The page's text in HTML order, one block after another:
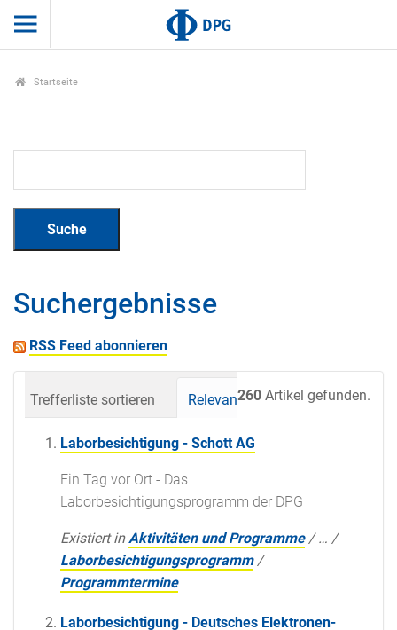
Startseite
Suchergebnisse
RSS Feed abonnieren
260 Artikel gefunden.
Trefferliste sortieren Relevanz Datum
Laborbesichtigung - Schott AG
Ein Tag vor Ort - Das
Laborbesichtigungsprogramm der DPG
Existiert in Aktivitäten und Programme /… /
Laborbesichtigungsprogramm /
Programmtermine
Laborbesichtigung - Deutsches Elektronen-